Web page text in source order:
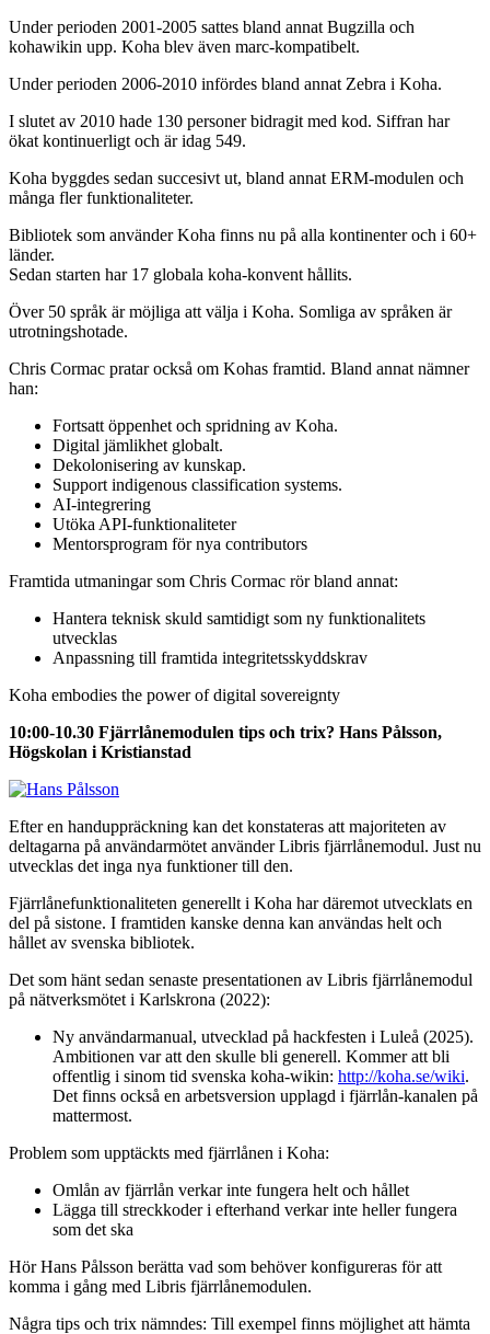
Under perioden 2001-2005 sattes bland annat Bugzilla och
kohawikin upp. Koha blev även marc-kompatibelt.
Under perioden 2006-2010 infördes bland annat Zebra i Koha.
I slutet av 2010 hade 130 personer bidragit med kod. Siffran har
ökat kontinuerligt och är idag 549.
Koha byggdes sedan succesivt ut, bland annat ERM-modulen och
många fler funktionaliteter.
Bibliotek som använder Koha finns nu på alla kontinenter och i 60+
länder.
Sedan starten har 17 globala koha-konvent hållits.
Över 50 språk är möjliga att välja i Koha. Somliga av språken är
utrotningshotade.
Chris Cormac pratar också om Kohas framtid. Bland annat nämner
han:
Fortsatt öppenhet och spridning av Koha.
Digital jämlikhet globalt.
Dekolonisering av kunskap.
Support indigenous classification systems.
AI-integrering
Utöka API-funktionaliteter
Mentorsprogram för nya contributors
Framtida utmaningar som Chris Cormac rör bland annat:
Hantera teknisk skuld samtidigt som ny funktionalitets
utvecklas
Anpassning till framtida integritetsskyddskrav
Koha embodies the power of digital sovereignty
10:00-10.30 Fjärrlånemodulen tips och trix? Hans Pålsson,
Högskolan i Kristianstad
Efter en handuppräckning kan det konstateras att majoriteten av
deltagarna på användarmötet använder Libris fjärrlånemodul. Just nu
utvecklas det inga nya funktioner till den.
Fjärrlånefunktionaliteten generellt i Koha har däremot utvecklats en
del på sistone. I framtiden kanske denna kan användas helt och
hållet av svenska bibliotek.
Det som hänt sedan senaste presentationen av Libris fjärrlånemodul
på nätverksmötet i Karlskrona (2022):
Ny användarmanual, utvecklad på hackfesten i Luleå (2025).
Ambitionen var att den skulle bli generell. Kommer att bli
offentlig i sinom tid svenska koha-wikin: http://koha.se/wiki.
Det finns också en arbetsversion upplagd i fjärrlån-kanalen på
mattermost.
Problem som upptäckts med fjärrlånen i Koha:
Omlån av fjärrlån verkar inte fungera helt och hållet
Lägga till streckkoder i efterhand verkar inte heller fungera
som det ska
Hör Hans Pålsson berätta vad som behöver konfigureras för att
komma i gång med Libris fjärrlånemodulen.
Några tips och trix nämndes: Till exempel finns möjlighet att hämta